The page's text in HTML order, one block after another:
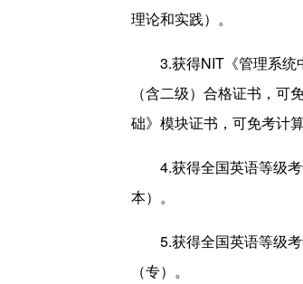
理论和实践）。
3.获得NIT《管理系
（含二级）合格证书，
础》模块证书，可免考计
4.获得全国英语等级
本）。
5.获得全国英语等级
（专）。